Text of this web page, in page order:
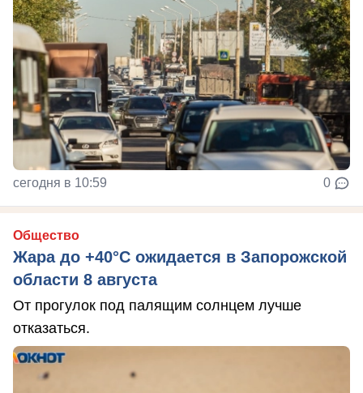
сегодня в 10:59 0
Общество
Жара до +40°С ожидается в Запорожской
области 8 августа
От прогулок под палящим солнцем лучше
отказаться.